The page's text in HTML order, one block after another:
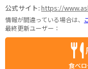
公式サイト:https://
情報が間違っている場合は、
最終更新ユーザー：
食べロ